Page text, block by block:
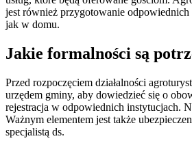
jest również przygotowanie odpowiednich
jak w domu.
Jakie formalności są
Przed rozpoczęciem działalności
urzędem gminy, aby dowiedzieć się o
rejestracja w odpowiednich instytucjach.
Ważnym elementem jest także
specjalistą ds.